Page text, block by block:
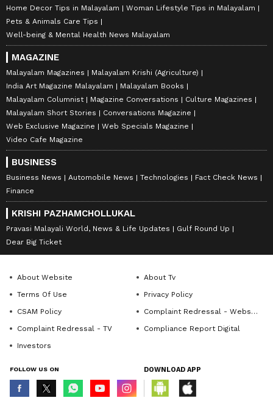
Home Decor Tips in Malayalam
Woman Lifestyle Tips in Malayalam
Pets & Animals Care Tips
Well-being & Mental Health News Malayalam
MAGAZINE
Malayalam Magazines
Malayalam Krishi (Agriculture)
India Art Magazine Malayalam
Malayalam Books
Malayalam Columnist
Magazine Conversations
Culture Magazines
Malayalam Short Stories
Conversations Magazine
Web Exclusive Magazine
Web Specials Magazine
Video Cafe Magazine
BUSINESS
Business News Automobile News Technologies
Fact Check News
Finance
KRISHI PAZHAMCHOLLUKAL
Pravasi Malayali World, News & Life Updates
Gulf Round Up
Dear Big Ticket
About Website
About Tv
Terms Of Use
Privacy Policy
CSAM Policy
Complaint Redressal - Website
Complaint Redressal - TV
Compliance Report Digital
Investors
FOLLOW US ON DOWNLOAD APP